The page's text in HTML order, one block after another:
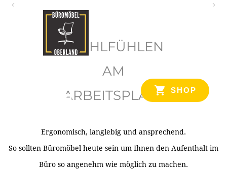
SHOP
WOHLFÜHLEN
AM
ARBEITSPLATZ
Ergonomisch, langlebig und ansprechend.
So sollten Büromöbel heute sein um Ihnen den Aufenthalt im
Büro so angenehm wie möglich zu machen.